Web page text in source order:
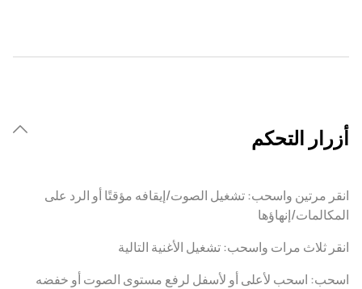
أزرار التحكم
انقر مرتين واسحب: تشغيل الصوت/إيقافه مؤقتًا أو الرد على
المكالمات/إنهاؤها
انقر ثلاث مرات واسحب: تشغيل الأغنية التالية
اسحب: اسحب لأعلى أو لأسفل لرفع مستوى الصوت أو خفضه